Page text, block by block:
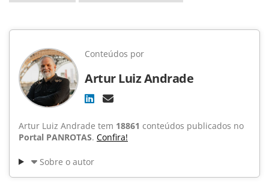
Conteúdos por
Artur Luiz Andrade
Artur Luiz Andrade tem 18861 conteúdos publicados no
Portal PANROTAS. Confira!
Sobre o autor